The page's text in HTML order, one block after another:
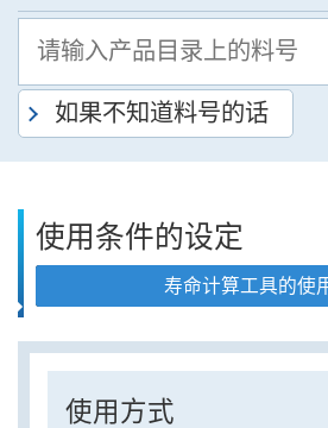
如果不知道料号的话
使用条件的设定
寿命计算工具的使
使用方式